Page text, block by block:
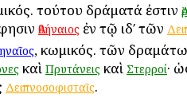
τούτου δράματά ἐστιν
Ἀθήναιος ἐν τῷ ιδʹ τῶν
, κωμικός. τῶν
καὶ Πρυτάνεις καὶ Στερροί·
Δειπνοσοφισταῖς.